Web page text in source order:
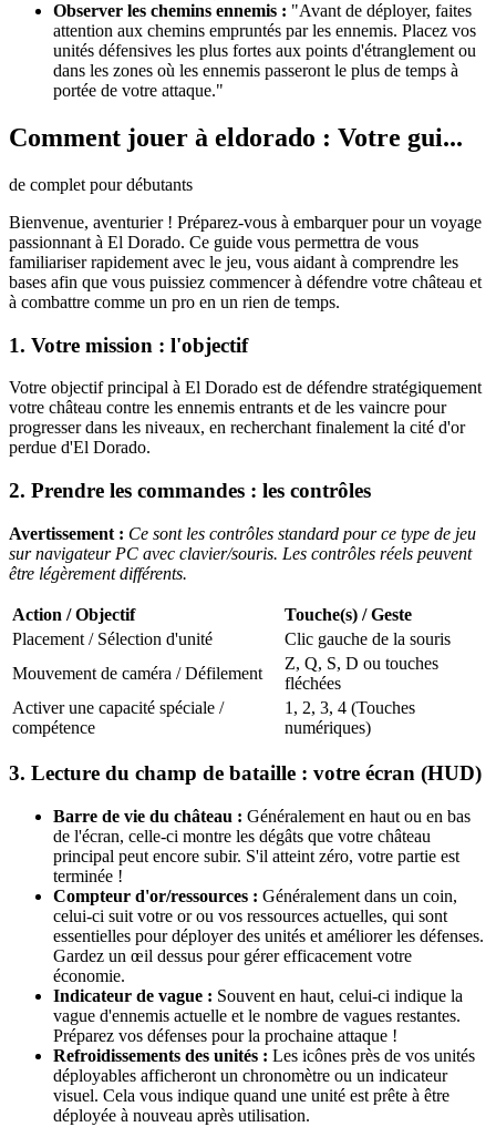
Observer les chemins ennemis : "Avant de déployer, faites
attention aux chemins empruntés par les ennemis. Placez vos
unités défensives les plus fortes aux points d'étranglement ou
dans les zones où les ennemis passeront le plus de temps à
portée de votre attaque."
Comment jouer à eldorado : Votre gui...
de complet pour débutants
Bienvenue, aventurier ! Préparez-vous à embarquer pour un voyage
passionnant à El Dorado. Ce guide vous permettra de vous
familiariser rapidement avec le jeu, vous aidant à comprendre les
bases afin que vous puissiez commencer à défendre votre château et
à combattre comme un pro en un rien de temps.
1. Votre mission : l'objectif
Votre objectif principal à El Dorado est de défendre stratégiquement
votre château contre les ennemis entrants et de les vaincre pour
progresser dans les niveaux, en recherchant finalement la cité d'or
perdue d'El Dorado.
2. Prendre les commandes : les contrôles
Avertissement : Ce sont les contrôles standard pour ce type de jeu
sur navigateur PC avec clavier/souris. Les contrôles réels peuvent
être légèrement différents.
Action / Objectif
Touche(s) / Geste
Placement / Sélection d'unité
Clic gauche de la souris
Mouvement de caméra / Défilement
Z, Q, S, D ou touches
fléchées
Activer une capacité spéciale /
compétence
1, 2, 3, 4 (Touches
numériques)
3. Lecture du champ de bataille : votre écran (HUD)
Barre de vie du château : Généralement en haut ou en bas
de l'écran, celle-ci montre les dégâts que votre château
principal peut encore subir. S'il atteint zéro, votre partie est
terminée !
Compteur d'or/ressources : Généralement dans un coin,
celui-ci suit votre or ou vos ressources actuelles, qui sont
essentielles pour déployer des unités et améliorer les défenses.
Gardez un œil dessus pour gérer efficacement votre
économie.
Indicateur de vague : Souvent en haut, celui-ci indique la
vague d'ennemis actuelle et le nombre de vagues restantes.
Préparez vos défenses pour la prochaine attaque !
Refroidissements des unités : Les icônes près de vos unités
déployables afficheront un chronomètre ou un indicateur
visuel. Cela vous indique quand une unité est prête à être
déployée à nouveau après utilisation.